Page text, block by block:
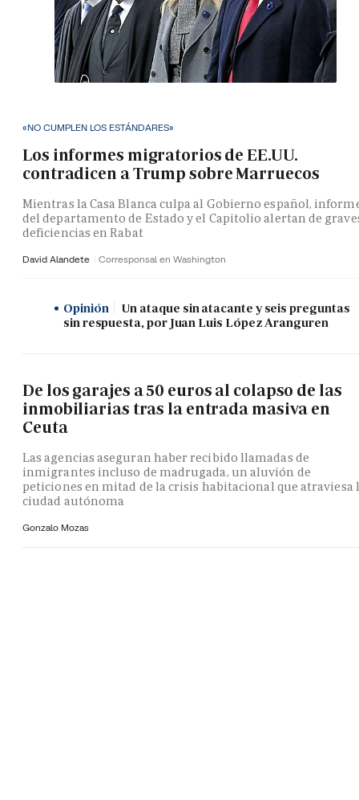
«NO CUMPLEN LOS ESTÁNDARES»
Los informes migratorios de EE.UU.
contradicen a Trump sobre Marruecos
Mientras la Casa Blanca culpa al Gobierno español,
del departamento de Estado y el Capitolio alertan de
deficiencias en Rabat
David Alandete Corresponsal en Washington
Opinión
Un ataque sin atacante y seis preguntas
sin respuesta, por Juan Luis López Aranguren
De los garajes a 50 euros al colapso de las
inmobiliarias tras la entrada masiva en
Ceuta
Las agencias aseguran haber recibido llamadas de
inmigrantes incluso de madrugada, un aluvión de
peticiones en mitad de la crisis habitacional que atraviesa
ciudad autónoma
Gonzalo Mozas